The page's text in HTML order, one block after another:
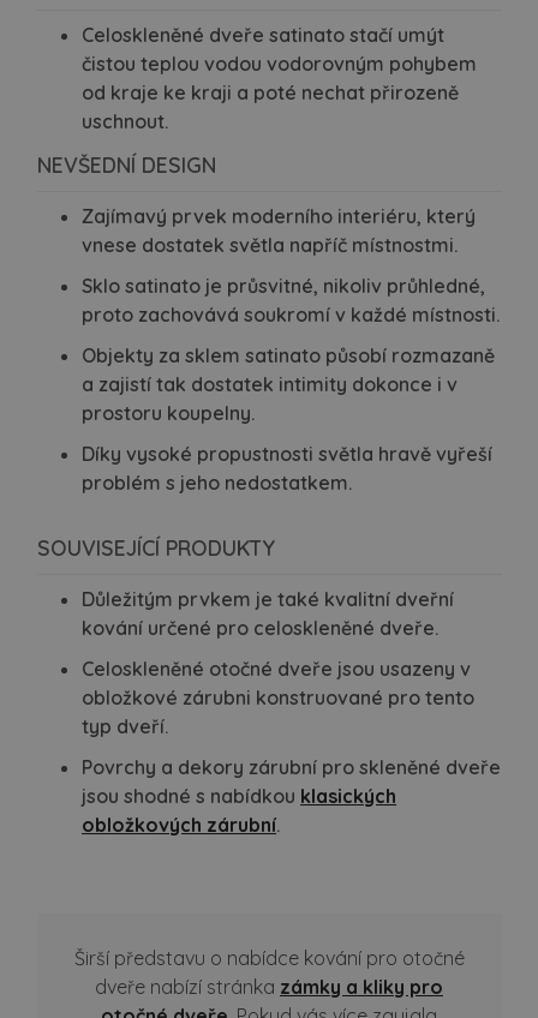
Celoskleněné dveře satinato stačí umýt
čistou teplou vodou vodorovným pohybem
od kraje ke kraji a poté nechat přirozeně
uschnout.
NEVŠEDNÍ DESIGN
Zajímavý prvek moderního interiéru, který
vnese dostatek světla napříč místnostmi.
Sklo satinato je průsvitné, nikoliv průhledné,
proto zachovává soukromí v každé místnosti.
Objekty za sklem satinato působí rozmazaně
a zajistí tak dostatek intimity dokonce i v
prostoru koupelny.
Díky vysoké propustnosti světla hravě vyřeší
problém s jeho nedostatkem.
SOUVISEJÍCÍ PRODUKTY
Důležitým prvkem je také kvalitní dveřní
kování určené pro celoskleněné dveře.
Celoskleněné otočné dveře jsou usazeny v
obložkové zárubni konstruované pro tento
typ dveří.
Povrchy a dekory zárubní pro skleněné dveře
jsou shodné s nabídkou klasických
obložkových zárubní.
Širší představu o nabídce kování pro otočné
dveře nabízí stránka zámky a kliky pro